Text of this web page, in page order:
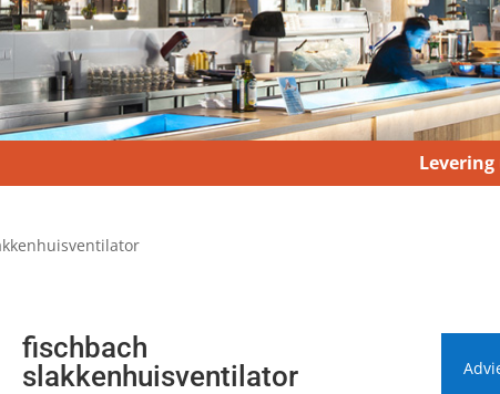
Levering
fischbach
slakkenhuisventilator